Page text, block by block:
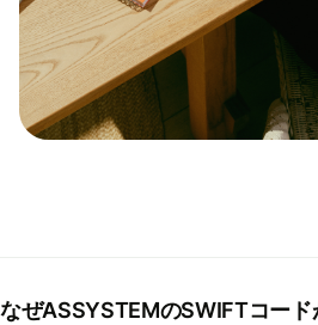
なぜASSYSTEMのSWIFTコード